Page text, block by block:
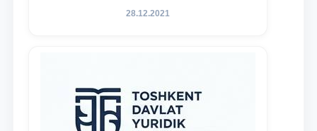
faoliyatida o‘z bilim va ko‘nikmalarini
28.12.2021